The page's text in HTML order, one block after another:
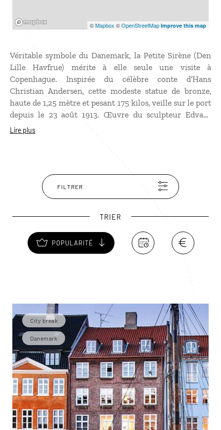
©Mapbox ©OpenStreetMap Improve this map
Véritable symbole du Danemark, la Petite Sirène (Den
Lille Havfrue) mérite à elle seule une visite à
Copenhague. Inspirée du célèbre conte d’Hans
Christian Andersen, cette modeste statue de bronze,
haute de 1,25 mètre et pesant 175 kilos, veille sur le port
depuis le 23 août 1913. Œuvre du sculpteur Edvard
Eriksen, elle a connu bien des mésaventures : décapitée
ces outrages, la Petite Sirène demeure l’un des
symboles les plus attachants du pays. Pour la protéger,
la municipalité envisage même de la déplacer. Et entre
photographient est une copie, l’originale repose à l’abri
dans un lieu tenu secret.
Lire plus
FILTRER
TRIER
POPULARITÉ
City break
Danemark